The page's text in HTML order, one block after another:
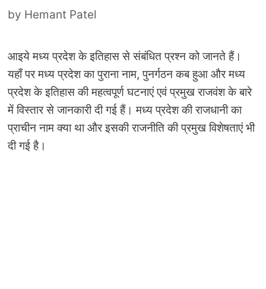
by Hemant Patel
आइये मध्य प्रदेश के इतिहास से संबंधित प्रश्न को जानते हैं।
यहाँ पर मध्य प्रदेश का पुराना नाम, पुनर्गठन कब हुआ और मध्य
प्रदेश के इतिहास की महत्वपूर्ण घटनाएं एवं प्रमुख राजवंश के बारे
में विस्तार से जानकारी दी गई हैं। मध्य प्रदेश की राजधानी का
प्राचीन नाम क्या था और इसकी राजनीति की प्रमुख विशेषताएं भी
दी गई है।